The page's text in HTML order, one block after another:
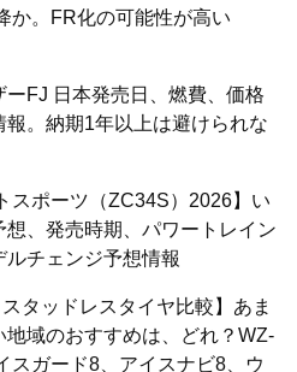
か。FR化の可能性が高い
ーFJ 日本発売日、燃費、価格
報。納期1年以上は避けられな
スポーツ（ZC34S）2026】い
想、発売時期、パワートレイン
ルチェンジ予想情報
スタッドレスタイヤ比較】あま
地域のおすすめは、どれ？WZ-
スガード8、アイスナビ8、ウ